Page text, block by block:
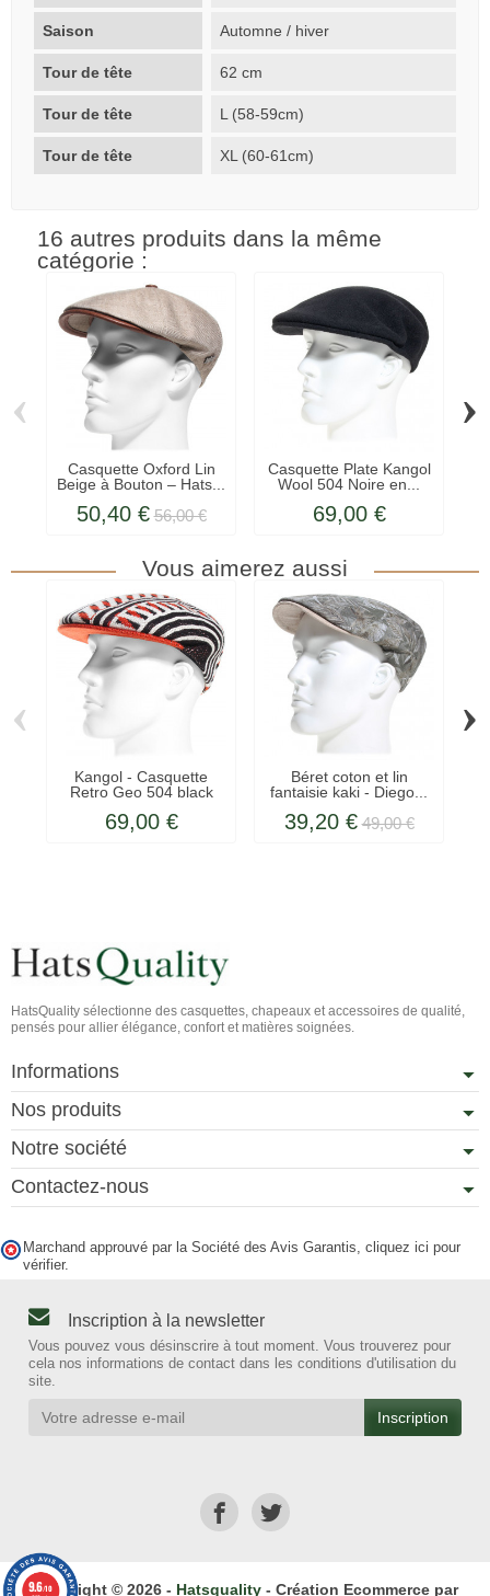
Saison Automne / hiver
Tour de tête 62 cm
Tour de tête L (58-59cm)
Tour de tête XL (60-61cm)
16 autres produits dans la même
catégorie :
Casquette Oxford Lin
Beige à Bouton – Hats...
50,40 € 56,00 €
Casquette Plate Kangol
Wool 504 Noire en...
69,00 €
‹ ›
Vous aimerez aussi
Kangol - Casquette
Retro Geo 504 black
69,00 €
Béret coton et lin
fantaisie kaki - Diego...
39,20 € 49,00 €
‹ ›
HatsQuality sélectionne des casquettes, chapeaux et accessoires de qualité,
pensés pour allier élégance, confort et matières soignées.
Informations
Nos produits
Notre société
Contactez-nous
Marchand approuvé par la Société des Avis Garantis, cliquez ici pour
vérifier.
Inscription à la newsletter
Vous pouvez vous désinscrire à tout moment. Vous trouverez pour
cela nos informations de contact dans les conditions d'utilisation du
site.
Copyright © 2026 - Hatsquality- Création Ecommerce par
9.6/10